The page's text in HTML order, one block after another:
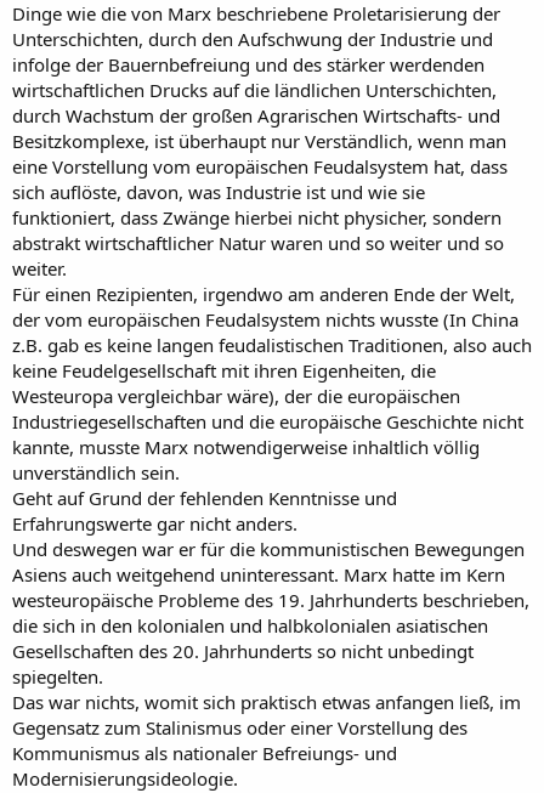
Dinge wie die von Marx beschriebene Proletarisierung der
Unterschichten, durch den Aufschwung der Industrie und
infolge der Bauernbefreiung und des stärker werdenden
wirtschaftlichen Drucks auf die ländlichen Unterschichten,
durch Wachstum der großen Agrarischen Wirtschafts- und
Besitzkomplexe, ist überhaupt nur Verständlich, wenn man
eine Vorstellung vom europäischen Feudalsystem hat, dass
sich auflöste, davon, was Industrie ist und wie sie
funktioniert, dass Zwänge hierbei nicht physicher, sondern
abstrakt wirtschaftlicher Natur waren und so weiter und so
weiter.
Für einen Rezipienten, irgendwo am anderen Ende der Welt,
der vom europäischen Feudalsystem nichts wusste (In China
z.B. gab es keine langen feudalistischen Traditionen, also auch
keine Feudelgesellschaft mit ihren Eigenheiten, die
Westeuropa vergleichbar wäre), der die europäischen
Industriegesellschaften und die europäische Geschichte nicht
kannte, musste Marx notwendigerweise inhaltlich völlig
unverständlich sein.
Geht auf Grund der fehlenden Kenntnisse und
Erfahrungswerte gar nicht anders.
Und deswegen war er für die kommunistischen Bewegungen
Asiens auch weitgehend uninteressant. Marx hatte im Kern
westeuropäische Probleme des 19. Jahrhunderts beschrieben,
die sich in den kolonialen und halbkolonialen asiatischen
Gesellschaften des 20. Jahrhunderts so nicht unbedingt
spiegelten.
Das war nichts, womit sich praktisch etwas anfangen ließ, im
Gegensatz zum Stalinismus oder einer Vorstellung des
Kommunismus als nationaler Befreiungs- und
Modernisierungsideologie.